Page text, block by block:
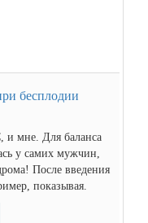
бесплодии
и мне. Для баланса
у самих мужчин,
После введения
показывая.